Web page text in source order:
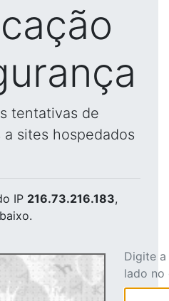
tentativas de
sites hospedados
IP 216.73.216.183,
Digite
lado no